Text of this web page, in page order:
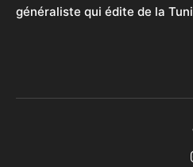
généraliste qui édite de la